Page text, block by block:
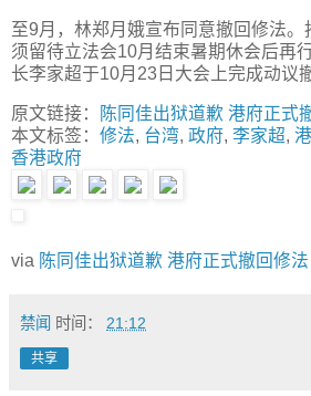
至9月，林郑月娥宣布同意撤回修法。
须留待立法会10月结束暑期休会后再
长李家超于10月23日大会上完成动议
原文链接： 陈同佳出狱道歉 港府正式
本文标签： 修法, 台湾, 政府, 李家超,
香港政府
via 陈同佳出狱道歉 港府正式撤回修法
禁闻 时间： 21:12
共享